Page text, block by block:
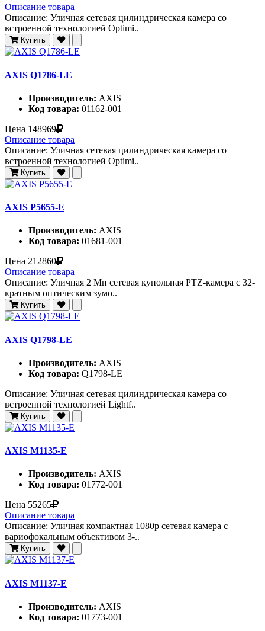
Описание товара
Описание: Уличная сетевая цилиндрическая камера со
встроенной технологией Optimi..
Купить
AXIS Q1786-LE
Производитель: AXIS
Код товара: 01162-001
Цена 148969
Описание товара
Описание: Уличная сетевая цилиндрическая камера со
встроенной технологией Optimi..
Купить
AXIS P5655-E
Производитель: AXIS
Код товара: 01681-001
Цена 212860
Описание товара
Описание: Уличная 2 Мп сетевая купольная PTZ-камера с 32-
кратным оптическим зумо..
Купить
AXIS Q1798-LE
Производитель: AXIS
Код товара: Q1798-LE
Описание: Уличная сетевая цилиндрическая камера со
встроенной технологией Lightf..
Купить
AXIS M1135-E
Производитель: AXIS
Код товара: 01772-001
Цена 55265
Описание товара
Описание: Уличная компактная 1080p сетевая камера с
вариофокальным объективом 3-..
Купить
AXIS M1137-E
Производитель: AXIS
Код товара: 01773-001